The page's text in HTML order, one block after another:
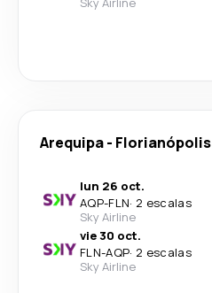
Arequipa- Florianópolis
lun 26 oct.
AQP-FLN· 2 escalas
Sky Airline
vie 30 oct.
FLN-AQP· 2 escalas
Sky Airline